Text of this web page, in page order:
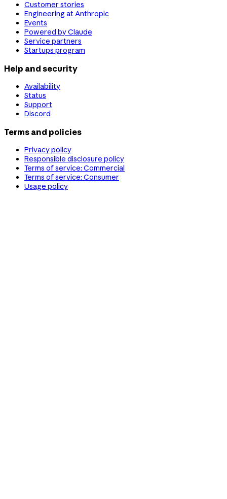
Customer stories
Engineering at Anthropic
Events
Powered by Claude
Service partners
Startups program
Help and security
Availability
Status
Support
Discord
Terms and policies
Privacy policy
Responsible disclosure policy
Terms of service: Commercial
Terms of service: Consumer
Usage policy